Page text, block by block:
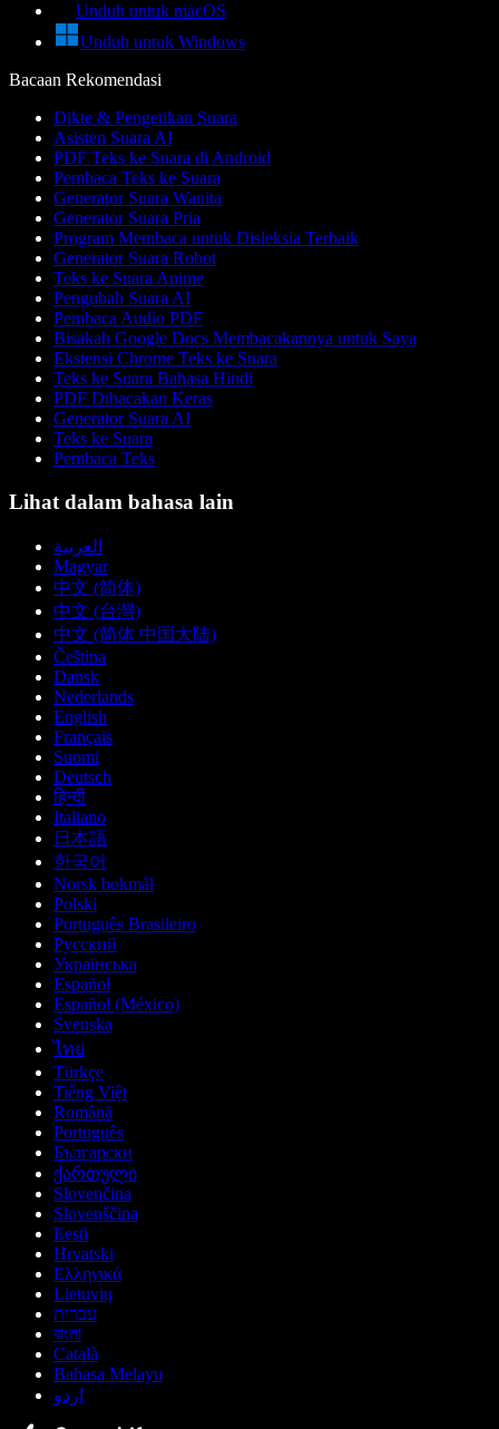
Unduh untuk macOS
Unduh untuk Windows
Bacaan Rekomendasi
Dikte & Pengetikan Suara
Asisten Suara AI
PDF Teks ke Suara di Android
Pembaca Teks ke Suara
Generator Suara Wanita
Generator Suara Pria
Program Membaca untuk Disleksia Terbaik
Generator Suara Robot
Teks ke Suara Anime
Pengubah Suara AI
Pembaca Audio PDF
Bisakah Google Docs Membacakannya untuk Saya
Ekstensi Chrome Teks ke Suara
Teks ke Suara Bahasa Hindi
PDF Dibacakan Keras
Generator Suara AI
Teks ke Suara
Pembaca Teks
Lihat dalam bahasa lain
العربية
Magyar
中文 (简体)
中文 (台灣)
中文 (简体 中国大陆)
Čeština
Dansk
Nederlands
English
Français
Suomi
Deutsch
हिन्दी
Italiano
日本語
한국어
Norsk bokmål
Polski
Português Brasileiro
Русский
Українська
Español
Español (México)
Svenska
ไทย
Türkçe
Tiếng Việt
Română
Português
Български
ქართული
Slovenčina
Slovenščina
Eesti
Hrvatski
Ελληνικά
Lietuvių
עברית
বাংলা
Català
Bahasa Melayu
اردو